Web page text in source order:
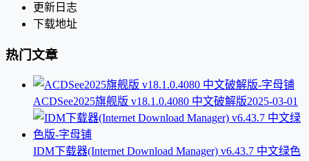
更新日志
下载地址
热门文章
ACDSee2025旗舰版 v18.1.0.4080 中文破解版2025-03-01
IDM下载器(Internet Download Manager) v6.43.7 中文绿色